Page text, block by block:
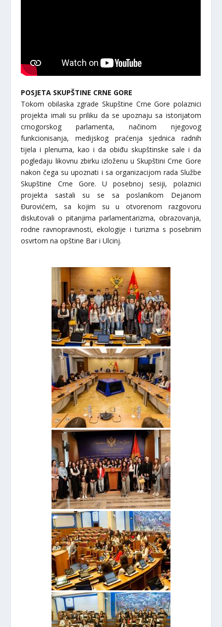
POSJETA SKUPŠTINE CRNE GORE
Tokom obilaska zgrade Skupštine Crne Gore polaznici
projekta imali su priliku da se upoznaju sa istorijatom
crnogorskog parlamenta, načinom njegovog
funkcionisanja, medijskog praćenja sjednica radnih
tijela i plenuma, kao i da obiđu skupštinske sale i da
pogledaju likovnu zbirku izloženu u Skupštini Crne Gore
nakon čega su upoznati i sa organizacijom rada Službe
Skupštine Crne Gore. U posebnoj sesiji, polaznici
projekta sastali su se sa poslanikom Dejanom
Đurovićem, sa kojim su u otvorenom razgovoru
diskutovali o pitanjima parlamentarizma, obrazovanja,
rodne ravnopravnosti, ekologije i turizma s posebnim
osvrtom na opštine Bar i Ulcinj.